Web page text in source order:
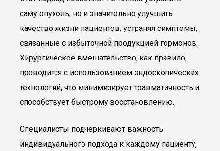
саму опухоль, но и значительно улучшить
качество жизни пациентов, устраняя симптомы,
связанные с избыточной продукцией гормонов.
Хирургическое вмешательство, как правило,
проводится с использованием эндоскопических
технологий, что минимизирует травматичность и
способствует быстрому восстановлению.
Специалисты подчеркивают важность
индивидуального подхода к каждому пациенту,